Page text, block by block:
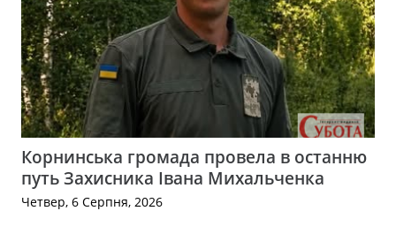
Корнинська громада провела в останню
путь Захисника Івана Михальченка
Четвер, 6 Серпня, 2026